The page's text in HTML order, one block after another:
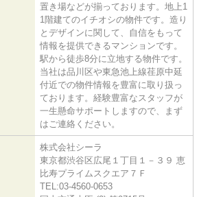
置き場などが揃っております。地上1
1階建てのイチオシの物件です。造り
とデザインに関して、自信をもって
情報を提供できるマンションです。
駅から徒歩8分に立地する物件です。
当社は品川区や東急池上線荏原中延
付近での物件情報を豊富に取り扱っ
ております。経験豊富なスタッフが
一生懸命サポートしますので、まず
はご連絡ください。
株式会社シーラ
東京都渋谷区広尾１丁目１－３９ 恵
比寿プライムスクエア７Ｆ
TEL:03-4560-0653